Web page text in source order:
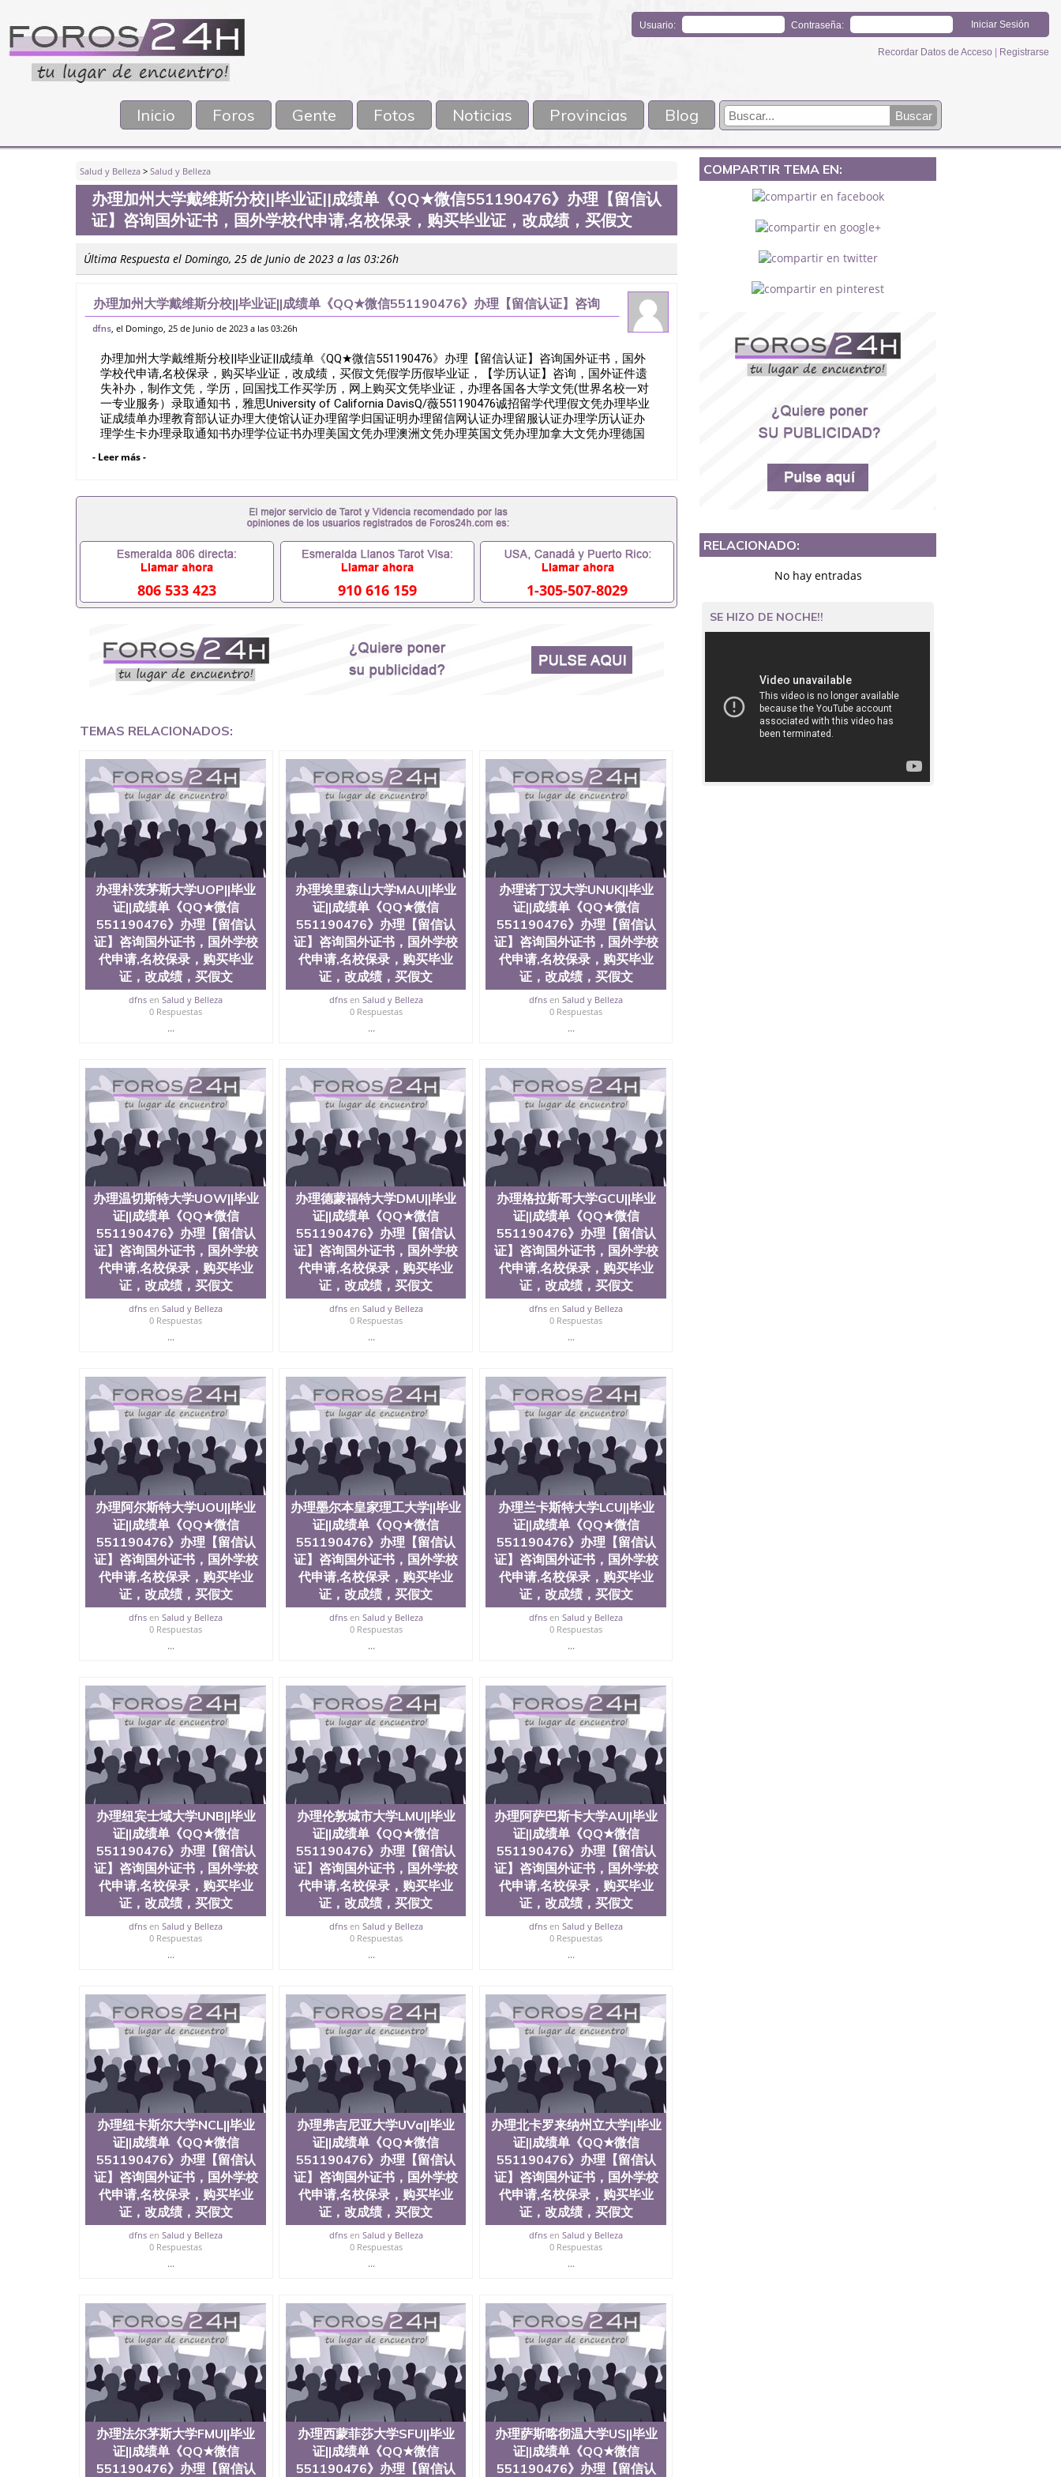
Usuario: Contraseña:
Recordar Datos de Acceso Registrarse
Inicio Foros Gente Fotos Noticias Provincias Blog
Salud y Belleza > Salud y Belleza
办理加州大学戴维斯分校||毕业证||成绩单《QQ★微信551190476》办理【留信认
证】咨询国外证书，国外学校代申请,名校保录，购买毕业证，改成绩，买假文
Última Respuesta el Domingo, 25 de Junio de 2023 a las 03:26h
办理加州大学戴维斯分校||毕业证||成绩单《QQ★微信551190476》办理【留信认证】咨询
国外证书，国外学校代申请,名校保录，购买毕业证，改成绩，买假文
dfns, el Domingo, 25 de Junio de 2023 a las 03:26h
办理加州大学戴维斯分校||毕业证||成绩单《QQ★微信551190476》办理【留信认证】咨询国外证书，国外
学校代申请,名校保录，购买毕业证，改成绩，买假文凭假学历假毕业证，【学历认证】咨询，国外证件遗
失补办，制作文凭，学历，回国找工作买学历，网上购买文凭毕业证，办理各国各大学文凭(世界名校一对
一专业服务）录取通知书，雅思University of California DavisQ/薇551190476诚招留学代理假文凭办理毕业
证成绩单办理教育部认证办理大使馆认证办理留学归国证明办理留信网认证办理留服认证办理学历认证办
理学生卡办理录取通知书办理学位证书办理美国文凭办理澳洲文凭办理英国文凭办理加拿大文凭办理德国
留学回国必备证明材料，给父母及亲朋好友一份完美交代）； 2、雅思、托福，OFFER，在读证明，学生卡
理，毕业证成绩单，学校，专业，学位，毕业时间都可以根据客户要求安排。 国内找工作假的毕业证可以
用吗551190476假的毕业证成绩单可以办学历认证吗551190476要定居国外需要办理什么材料551190476入
职事业单位/国企假的毕业证会查吗551190476入职国企/事业单位需要些什么材料551190476办理假毕业证
在国内能用吗, 挂科拿不到毕业证怎么办, 毕业证丢了怎么办, 没有正常毕业怎么办理毕业证,没毕业可以办学
历认证吗,您是否因为中途辍学、挂科而没有正常毕业551190476您是否因为递交材料不齐而被拒之门外
551190476您是否因没正常毕业而导致回国得不到教育部认证在校挂科了不想读了,成绩不理想毕不了业怎
么办551190476找工作没有文凭怎么办,怎么办理本科/研究生文凭551190476如何办理本科/硕士毕业证
551190476网上买文凭可靠吗551190476哪里可以买国外文凭551190476国外本科毕业证怎么办理
大毕业证551190476申请学校办理假的毕业证成绩单可以吗551190476哪里可以办理水印成绩单551190476
哪里可以修改成绩单GPA分数551190476假毕业证能查出来吗551190476假文凭网上能查到吗551190476 如
何拿到国外毕业证QQ微信551190476办假大学毕业证QQ微信551190476国外毕业证去哪认证QQ微信
QQ微信551190476外国文凭在中国有用吗QQ微信551190476德国留学回国证明QQ微信551190476爱尔兰留
国外文凭质量QQ微信551190476国外本科毕业证怎么办理QQ微信551190476国外大学文凭真制作QQ微信
551190476办国外文凭可找工作QQ微信551190476国外大学有毕业证QQ微信551190476办理国外毕业证价
格QQ微信551190476国外编号查询QQ微信551190476办理国外文凭要交定金吗QQ微信551190476办国外可
查文凭QQ微信551190476网上购买真文凭可信吗QQ微信551190476学士学位证书查询机构QQ微信
551190476 国外资格证书办理QQ微信551190476如何办理学历认证QQ微信551190476海外文凭认证办理QQ
微信551190476 圣何塞州立大学（San Jose State University, 又译为“圣荷西州立大学”）成立于1857年，简
称SJSU，是加州历史悠久的大学之一，也是美西地区的公立大学之一。位于圣何塞市San Jose中心，占地
154公顷。它是一所位于加利福尼亚州的著名综合性公立大学，它以极高的就业率，全美名列前茅的毕业薪
资，浓厚的多元化学术氛围，杰出的本科教育质量，被《福克斯》杂志评选为全美50强公立综合性大学，
每年有来自世界各地的成百上千的海外学生前往求学。 至今，这是一所在世界上享有学术地位、声誉、实
习机会和影响力的高等教育机构，并获誉为美国本科教育质量的核心代表。其计算机系与会计系更是在当
今美国大学教学排名中表现优异。其毕业生大多可以在其所处地域的世界硅谷中心得到工作机会。许多硅
谷公司甚至在学生大三和大四的学期提供许多相应科系的实习机会。无论是加州大学系统(UC)，还是加州
州立大学系统(CSU), 圣何塞州立大学都占据着加州所有大学中的地理位置。 圣何塞州立大学座落于硅谷
(Silicon Valley), 于附近的旧金山-圣何塞地区为全美的重要科技中心。约有学生三万人，超过134种学士学
科和65个硕士学科，并有来自世界60余国的学生来此就读。其有名的科系如计算机科学，电子工程学，工
商管理学，艺术设计，和航空学等，深受性肯定及好评；而各种大学部和研究所的商学课程也吸引了众多
不同国家的专业人士前来研究与学习。 二、办理流程： 1、收集客户办理信息； 2、客户付定金下单； 3、
公司确认到账转制作点做电子图； 4、电子图做好发给客户确认； 5、电子图确认好转成品部做成品； 6、
站真实存档可查。 3、留信网真实可查认证办理，存档可查，终身受用。 四、办理流程农业科学院、艺术
与建筑学院、商学院、交流学院、地球及物质科学院、教育学院、工程学院、健康与人类发展学院、信息
工程与科学学院、人文学院、护理学院、科学学院等。学校的教育学院排名在全美前十名，工学院排名在
前十五名，且继续攀升中。纽约大学为学生们提供本科、硕士及博士学位。学校的专业课程包括：会计
学、MBA、财务、教育、建筑工程、经济、医学、护理、文学、音乐、生物学、统计学、美术、电子工
程、天文学、农业、环境污染控制、历史、电气工程、生物工程、建筑设计、工商管理、材料科学、机械
工程、航天工程、土木工程、数学、化学、英语、社会科学、心理学、戏剧、市场营销、机械工程、计算
机科学、物理学、人工智能、商科、金融专业 1、客户提供相关材料，确定客户办理信息，给出操作方
案； 2、补充毕业证成绩单等相关材料； 3、留服注册申请账号，付定金； 4、预约递交时间，公司人员陪
同客户本人一起去留服递交材料； 5、等待结果，完成结果书留服直接邮寄给客户 6、客户确认收到结果，
付余款。 我们对海外大学及学院的毕业证成绩单所使用的材料，尺寸大小，防伪结构（包括：水印，阴影
底纹，钢印LOGO烫金烫银，LOGO烫金烫银复合重叠。 文字图案浮雕，激光镭射，紫外荧光，温感，复印
防伪）都有原版本文凭对照。质量得到了广大海外客户群体的认可，同时和海外学校留学中介， 同时能做
到与时俱进，及时掌握各大院校的（毕业证，成绩单，资格证，学生卡，结业证，录取通知书，在读证明
等相关材料）的版本更新信息， 能够在时间掌握的海外学历文凭的样版，尺寸大小，纸张材质，防伪技术
等等，并在时间收集到原版实物，以求达到客户的需求。 我们的优势： 我们在保证合理定价的同时，坚持
较高性价比，通过品质和效率不断优化，为您倾情诠释什么是高性价比。 咨询顾问：Sam q/微
文凭、假文凭假毕业证假学历书制作、假制作、办理、仿制学位证书、毕业证文凭、文凭毕业证、毕业证
认证、留服认证、使馆认证、使馆证明、使馆留学回国人员证明、留学生认证、学历认证、文凭认证学位
认证、留学生学历认证、留学生学位认证、英国文凭学历、美国文凭学历、澳洲文凭学历、加拿大文凭学
历、新西兰学历认证等q:551190476 微信：551190476 圣何塞州立大学毕业证（San Jose State
University）圣何塞州立大学毕业证（San Jose State University）圣何塞州立大学毕业证（San Jose State
University）圣何塞州立大学成绩单（San Jose State University）圣何塞州立大学成绩单（ San Jose State
University）圣何塞州立大学成绩单（San Jose State University）成绩单圣何塞州立大学文凭（San Jose
State University）圣何塞州立大学（San Jose State University）圣何塞州立大学（San Jose State
University）圣何塞州立大学（ San Jose State University）圣何塞州立大学（San Jose State University）
圣何塞州立大学文凭（San Jose State University）圣何塞州立大学文凭（San Jose State University）文凭
圣何塞州立大学文凭（San Jose State University）圣何塞州立大学学历（ San Jose State University）圣何
塞州立大学学历（San Jose State University）圣何塞州立大学学历（San Jose State University）圣 塞州立
大学学历（San Jose State University）圣何塞州立大学（San Jose State University）圣何塞州立大学
（San Jose State University）圣何塞州立大学（San Jose State University）圣何塞州立大学（San Jose
State University）圣何塞州立大学学位证（San Jose State University）圣何塞州立大学学位证（San Jose
State University）圣何塞州立大学学位证（San Jose State University）圣何塞州立大学（San Jose State
University）圣何塞州立大学（San Jose State University）圣何塞州立大学（San Jose State University）圣
何塞州立大学（San Jose State University）圣何塞州立大学学位证（San Jose State University）圣何塞州
立大学学位证（San Jose State University）圣何塞州立大学结业证（San Jose State University）圣何塞州
立大学学历证书（San Jose State University）圣何塞州立大学学历证书（San Jose State University）圣何
塞州立大学学历证书（San Jose State University）澳洲读书未毕业找人做文凭学位qq微信551190476澳洲
读CQU中央昆士兰大学学历 绩单购买学位证书/澳洲读本科硕士做文凭/购买澳洲大学毕业证成绩单假文凭
学历offieUniversityofSouthernQueensland 澳洲读书未毕业找人做文凭学位qq微信551190476澳洲读CQU中
央昆士兰大学学历成绩单购买学位证书/澳洲读本科硕士做文凭/购买澳洲大学毕业证成绩单假文凭学历办
理加州大学戴维斯分校||毕业证||成绩单《QQ★微信551190476》办理【留信认证】咨询国外证书，国外学
校代申请,名校保录，购买毕业证，改成绩，买假文凭假学历假毕业证，【学历认证】咨询，国外证件遗失
补办，制作文凭，学历，回国找工作买学历，网上购买文凭毕业证，办理各国各大学文凭(世界名校一对一
专业服务）录取通知书，雅思University of California Davis
- Leer más -
806 533 423 910 616 159 1-305-507-8029
TEMAS RELACIONADOS:
办理朴茨茅斯大学UOP||毕业
证||成绩单《QQ★微信
551190476》办理【留信认
证】咨询国外证书，国外学校
代申请,名校保录，购买毕业
证，改成绩，买假文
dfns enSalud y Belleza
0 Respuestas
...
办理埃里森山大学MAU||毕业
证||成绩单《QQ★微信
551190476》办理【留信认
证】咨询国外证书，国外学校
代申请,名校保录，购买毕业
证，改成绩，买假文
dfnsen Salud y Belleza
0 Respuestas
...
办理诺丁汉大学UNUK||毕业
证||成绩单《QQ★微信
551190476》办理【留信认
证】咨询国外证书，国外学校
代申请,名校保录，购买毕业
证，改成绩，买假文
dfns enSalud y Belleza
0 Respuestas
...
办理温切斯特大学UOW||毕业
证||成绩单《QQ★微信
551190476》办理【留信认
证】咨询国外证书，国外学校
代申请,名校保录，购买毕业
证，改成绩，买假文
dfns enSalud y Belleza
0 Respuestas
...
办理德蒙福特大学DMU||毕业
证||成绩单《QQ★微信
551190476》办理【留信认
证】咨询国外证书，国外学校
代申请,名校保录，购买毕业
证，改成绩，买假文
dfnsen Salud y Belleza
0 Respuestas
...
办理格拉斯哥大学GCU||毕业
证||成绩单《QQ★微信
551190476》办理【留信认
证】咨询国外证书，国外学校
代申请,名校保录，购买毕业
证，改成绩，买假文
dfns enSalud y Belleza
0 Respuestas
...
办理阿尔斯特大学UOU||毕业
证||成绩单《QQ★微信
551190476》办理【留信认
证】咨询国外证书，国外学校
代申请,名校保录，购买毕业
证，改成绩，买假文
dfns enSalud y Belleza
0 Respuestas
...
办理墨尔本皇家理工大学||毕业
证||成绩单《QQ★微信
551190476》办理【留信认
证】咨询国外证书，国外学校
代申请,名校保录，购买毕业
证，改成绩，买假文
dfnsen Salud y Belleza
0 Respuestas
...
办理兰卡斯特大学LCU||毕业
证||成绩单《QQ★微信
551190476》办理【留信认
证】咨询国外证书，国外学校
代申请,名校保录，购买毕业
证，改成绩，买假文
dfns enSalud y Belleza
0 Respuestas
...
办理纽宾士域大学UNB||毕业
证||成绩单《QQ★微信
551190476》办理【留信认
证】咨询国外证书，国外学校
代申请,名校保录，购买毕业
证，改成绩，买假文
dfns enSalud y Belleza
0 Respuestas
...
办理伦敦城市大学LMU||毕业
证||成绩单《QQ★微信
551190476》办理【留信认
证】咨询国外证书，国外学校
代申请,名校保录，购买毕业
证，改成绩，买假文
dfnsen Salud y Belleza
0 Respuestas
...
办理阿萨巴斯卡大学AU||毕业
证||成绩单《QQ★微信
551190476》办理【留信认
证】咨询国外证书，国外学校
代申请,名校保录，购买毕业
证，改成绩，买假文
dfns enSalud y Belleza
0 Respuestas
...
办理纽卡斯尔大学NCL||毕业
证||成绩单《QQ★微信
551190476》办理【留信认
证】咨询国外证书，国外学校
代申请,名校保录，购买毕业
证，改成绩，买假文
dfns enSalud y Belleza
0 Respuestas
...
办理弗吉尼亚大学UVa||毕业
证||成绩单《QQ★微信
551190476》办理【留信认
证】咨询国外证书，国外学校
代申请,名校保录，购买毕业
证，改成绩，买假文
dfnsen Salud y Belleza
0 Respuestas
...
办理北卡罗来纳州立大学||毕业
证||成绩单《QQ★微信
551190476》办理【留信认
证】咨询国外证书，国外学校
代申请,名校保录，购买毕业
证，改成绩，买假文
dfns enSalud y Belleza
0 Respuestas
...
办理法尔茅斯大学FMU||毕业
证||成绩单《QQ★微信
551190476》办理【留信认
办理西蒙菲莎大学SFU||毕业
证||成绩单《QQ★微信
551190476》办理【留信认
办理萨斯喀彻温大学US||毕业
证||成绩单《QQ★微信
551190476》办理【留信认
COMPARTIR TEMA EN:
RELACIONADO:
No hay entradas
SE HIZO DE NOCHE!!